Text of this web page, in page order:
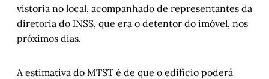
vistoria no local, acompanhado de representantes da
diretoria do INSS, que era o detentor do imóvel, nos
próximos dias.
A estimativa do MTST é de que o edifício poderá